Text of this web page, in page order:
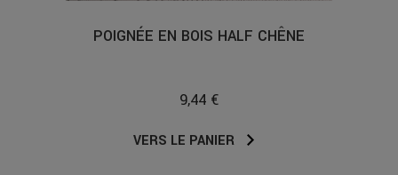
POIGNÉE EN BOIS HALF CHÊNE
9,44 €
VERS LE PANIER